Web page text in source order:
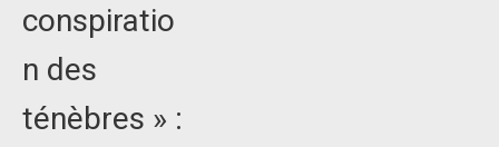
conspiratio
n des
ténèbres » :